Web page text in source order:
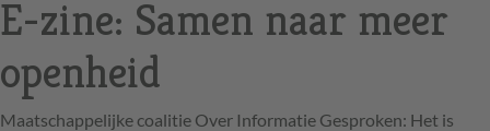
E-zine: Samen naar meer
openheid
Maatschappelijke coalitie Over Informatie Gesproken: Het is